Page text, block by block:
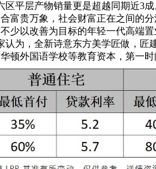
区平层产物销量更是超越同期近3
富贵万象，社会财富正在之间的
少以改善为目标的年轻一代高端
为，全新诗意东方美学匠做，匠
顿外国语学校等教育资本，第一